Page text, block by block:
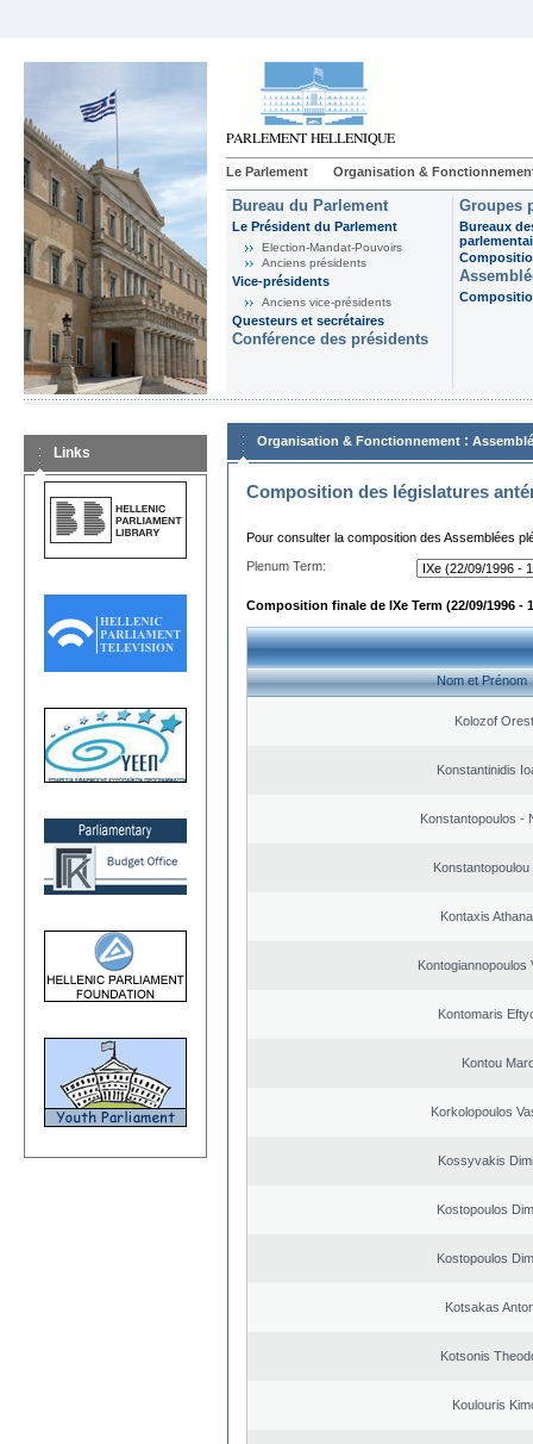
Le Parlement Organisation &
Bureau du Parlement
Le Président du Parlement
Election-Mandat-Pouvoirs
Anciens présidents
Vice-présidents
Anciens vice-présidents
Questeurs et secrétaires
Conférence des présidents
Groupes
Bureaux
Links
Organisation & Fonctionnement :
Composition des législatures
Pour consulter la composition des Assemblées
Plenum Term:
Composition finale de IXe Term (22/09/1996 -
Nom et Prénom
Kolozof
Konstantinidis
Konstantopoulos -
Konstantopoulou
Kontaxis
Kontogiannopoulos
Kontomaris
Kontou
Korkolopoulos
Kossyvakis
Kostopoulos
Kostopoulos
Kotsakas
Kotsonis
Koulouris